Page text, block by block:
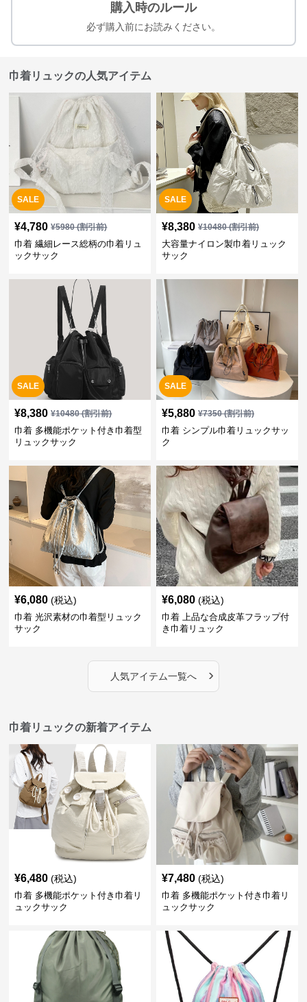
購入時のルール
必ず購入前にお読みください。
巾着リュックの人気アイテム
SALE
¥4,780 ¥5980(割引前)
巾着 繊細レース総柄の巾着リュ
ックサック
SALE
¥8,380 ¥10480(割引前)
大容量ナイロン製巾着リュック
サック
SALE
¥8,380 ¥10480(割引前)
巾着 多機能ポケット付き巾着型
リュックサック
SALE
¥5,880 ¥7350(割引前)
巾着 シンプル巾着リュックサッ
ク
¥6,080 (税込)
巾着 光沢素材の巾着型リュック
サック
¥6,080 (税込)
巾着 上品な合成皮革フラップ付
き巾着リュック
人気アイテム一覧へ ›
巾着リュックの新着アイテム
¥6,480 (税込)
巾着 多機能ポケット付き巾着リ
ュックサック
¥7,480 (税込)
巾着 多機能ポケット付き巾着リ
ュックサック